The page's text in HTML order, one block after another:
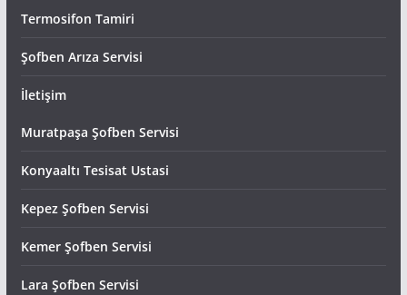
Termosifon Tamiri
Şofben Arıza Servisi
İletişim
Muratpaşa Şofben Servisi
Konyaaltı Tesisat Ustasi
Kepez Şofben Servisi
Kemer Şofben Servisi
Lara Şofben Servisi